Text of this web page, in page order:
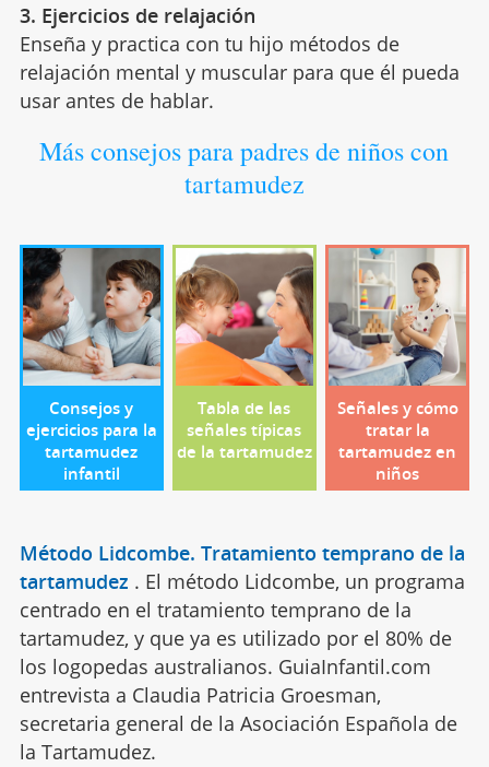
3. Ejercicios de relajación
Enseña y practica con tu hijo métodos de
relajación mental y muscular para que él pueda
usar antes de hablar.
Más consejos para padres de niños con
tartamudez
Consejos y
ejercicios para la
tartamudez
infantil
Tabla de las
señales típicas
de la tartamudez
Señales y cómo
tratar la
tartamudez en
niños
Método Lidcombe. Tratamiento temprano de la
tartamudez . El método Lidcombe, un programa
centrado en el tratamiento temprano de la
tartamudez, y que ya es utilizado por el 80% de
los logopedas australianos. GuiaInfantil.com
entrevista a Claudia Patricia Groesman,
secretaria general de la Asociación Española de
la Tartamudez.